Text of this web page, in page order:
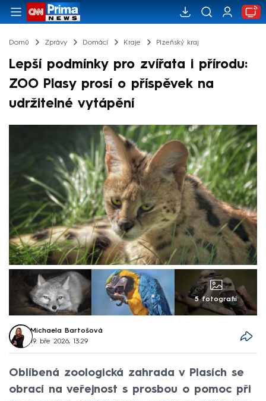
Domů Zprávy Domácí Kraje Plzeňský kraj
Lepší podmínky pro zvířata i přírodu:
ZOO Plasy prosí o příspěvek na
udržitelné vytápění
5 fotografií
Michaela Bartošová
19. bře 2026, 13:29
Oblíbená zoologická zahrada v Plasích se
obrací na veřejnost s prosbou o pomoc při